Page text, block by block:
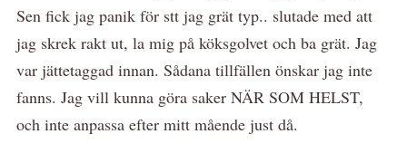
Sen fick jag panik för stt jag grät typ.. slutade med att
jag skrek rakt ut, la mig på köksgolvet och ba grät. Jag
var jättetaggad innan. Sådana tillfällen önskar jag inte
fanns. Jag vill kunna göra saker NÄR SOM HELST,
och inte anpassa efter mitt mående just då.